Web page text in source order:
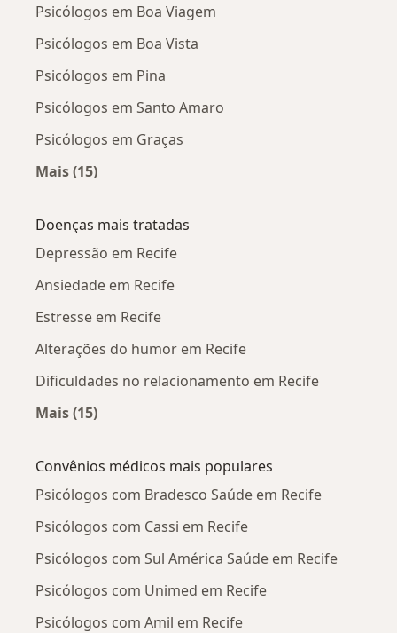
Psicólogos em Boa Viagem
Psicólogos em Boa Vista
Psicólogos em Pina
Psicólogos em Santo Amaro
Psicólogos em Graças
Mais (15)
Doenças mais tratadas
Depressão em Recife
Ansiedade em Recife
Estresse em Recife
Alterações do humor em Recife
Dificuldades no relacionamento em Recife
Mais (15)
Convênios médicos mais populares
Psicólogos com Bradesco Saúde em Recife
Psicólogos com Cassi em Recife
Psicólogos com Sul América Saúde em Recife
Psicólogos com Unimed em Recife
Psicólogos com Amil em Recife